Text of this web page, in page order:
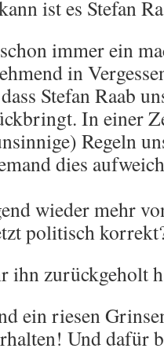
ist es Stefan
immer ein
in
Stefan Raab
In einer
Regeln
dies
wieder mehr
politisch
ihn zurückgeholt
ein riesen
Und dafür